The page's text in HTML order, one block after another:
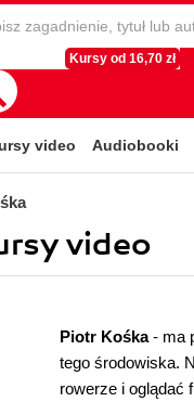
Kursy od 16,70 zł
video Audiobooki
video
Piotr Kośka- ma
tego środowiska.
rowerze i oglądać